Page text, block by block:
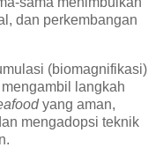
dan perkembangan
(biomagnifikasi)
langkah
yang aman,
mengadopsi teknik